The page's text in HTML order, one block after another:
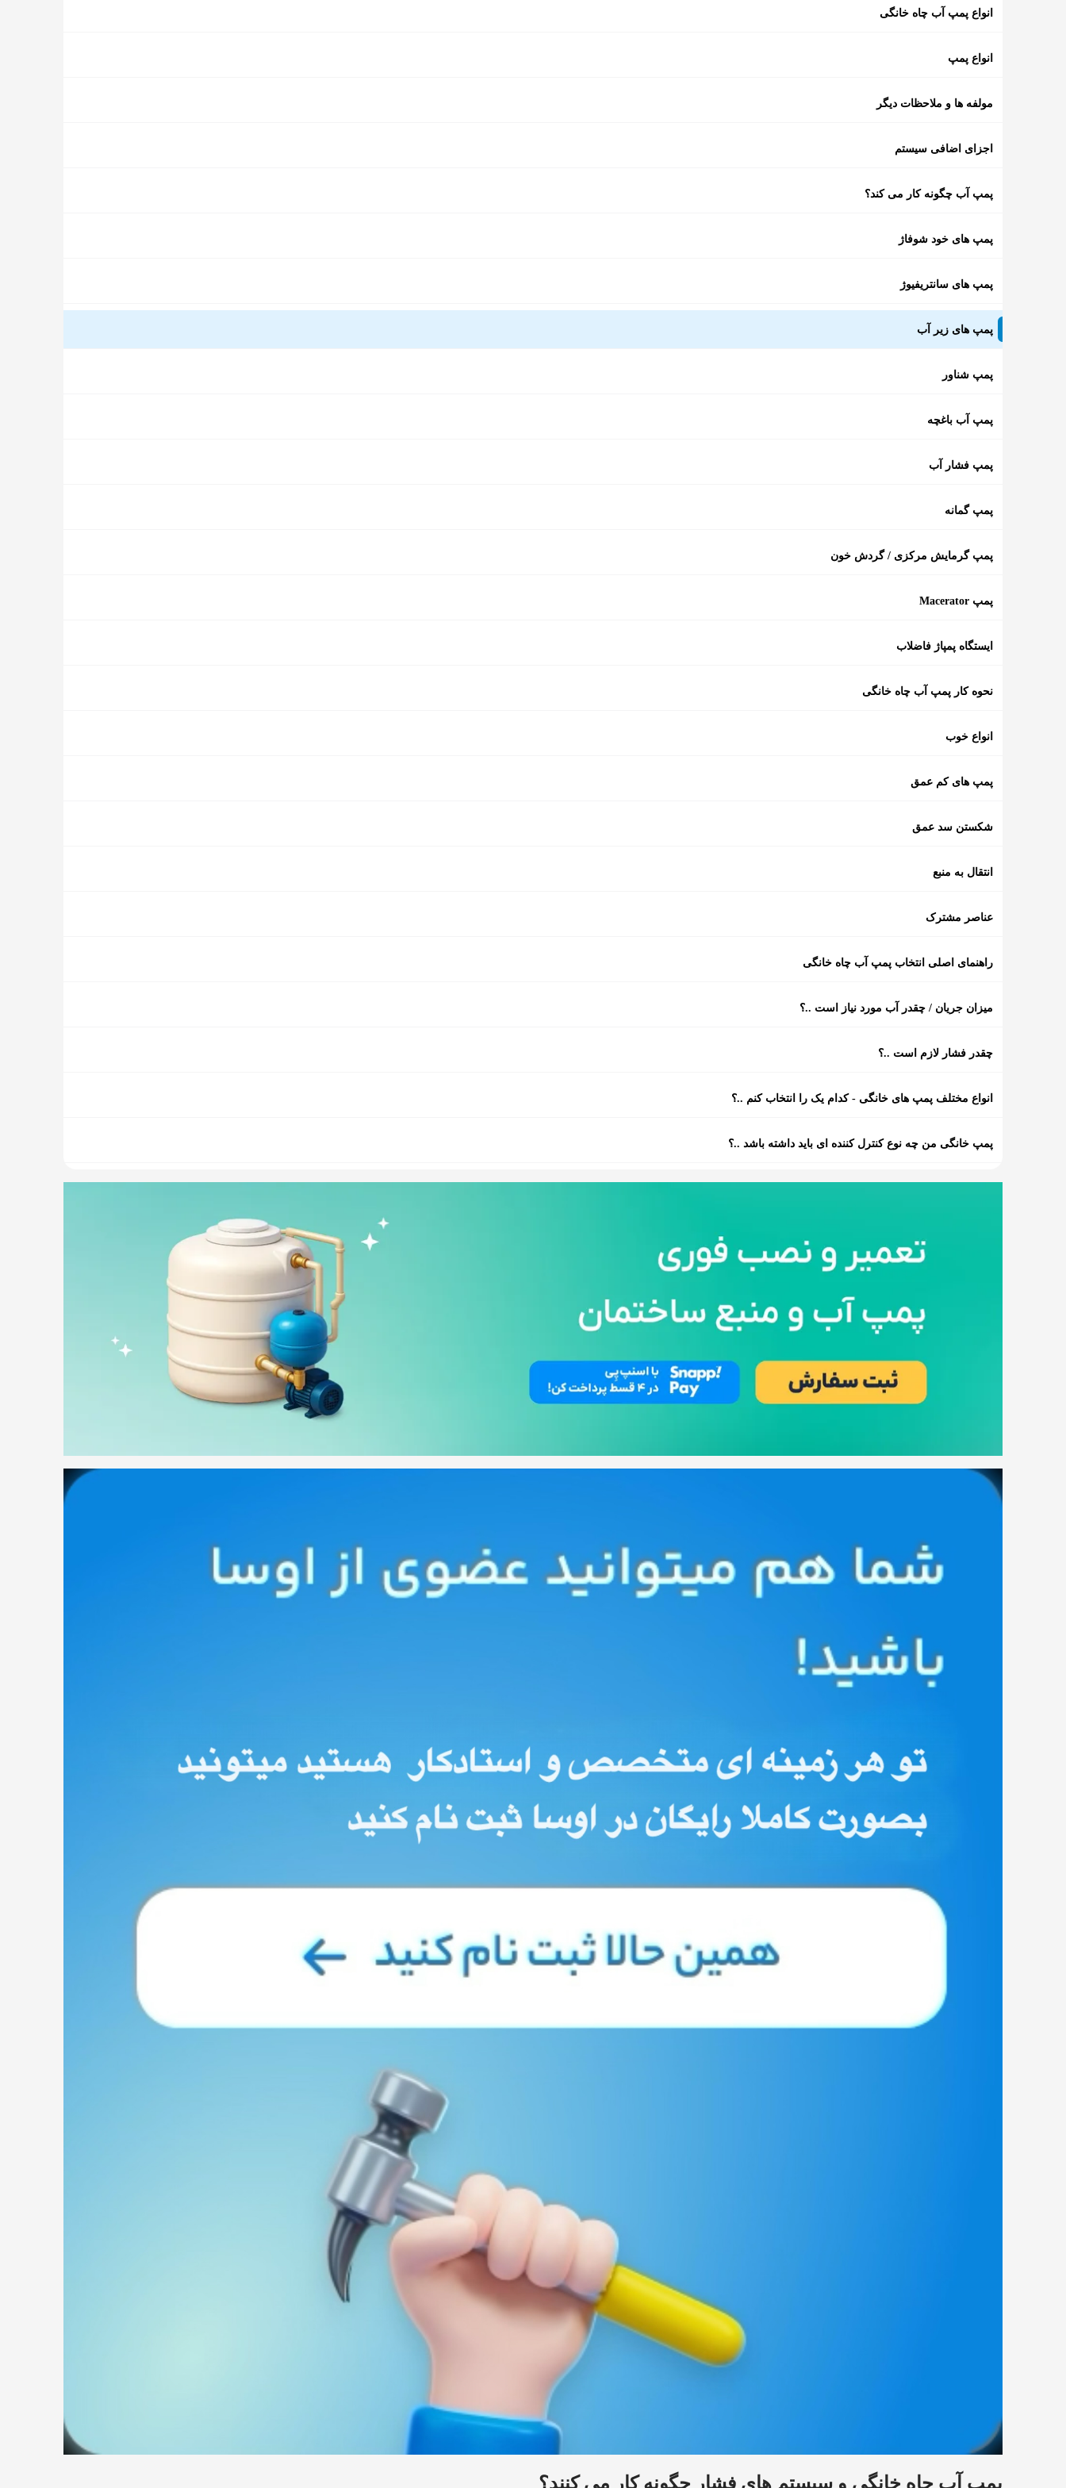
پمپ آب چاه خانگی و سیستم های فشار چگونه کار می کنند؟
انواع پمپ آب چاه خانگی
انواع پمپ
مولفه ها و ملاحظات دیگر
اجزای اضافی سیستم
پمپ آب چگونه کار می کند؟
پمپ های خود شوفاژ
پمپ های سانتریفیوژ
پمپ های زیر آب
پمپ شناور
پمپ آب باغچه
پمپ فشار آب
پمپ گمانه
پمپ گرمایش مرکزی / گردش خون
پمپ Macerator
ایستگاه پمپاژ فاضلاب
نحوه کار پمپ آب چاه خانگی
انواع خوب
پمپ های کم عمق
شکستن سد عمق
انتقال به منبع
عناصر مشترک
راهنمای اصلی انتخاب پمپ آب چاه خانگی
میزان جریان / چقدر آب مورد نیاز است ..؟
چقدر فشار لازم است ..؟
انواع مختلف پمپ های خانگی - کدام یک را انتخاب کنم ..؟
پمپ خانگی من چه نوع کنترل کننده ای باید داشته باشد ..؟